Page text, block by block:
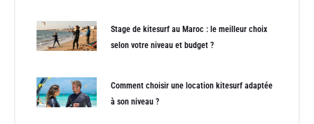
Stage de kitesurf au Maroc : le meilleur choix
selon votre niveau et budget ?
Comment choisir une location kitesurf adaptée
à son niveau ?